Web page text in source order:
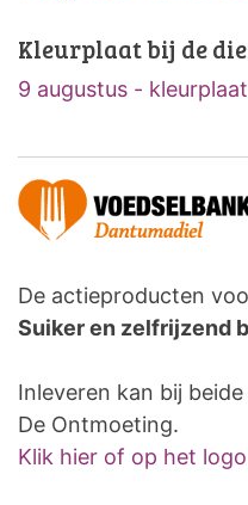
Kleurplaat bij de
9 augustus - kleurplaat
De actieproducten
Suiker en zelfrijzend
Inleveren kan bij
De Ontmoeting.
Klik hier of op het